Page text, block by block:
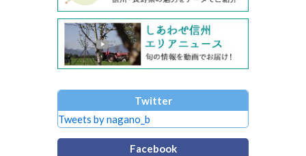
Twitter
Tweets by nagano_b
Facebook